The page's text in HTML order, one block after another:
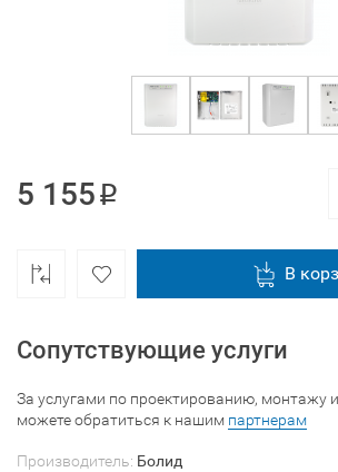
Производитель: Болид
5 155
В
Сопутствующие услуги
За услугами по проектированию, монтажу
можете обратиться к нашим партнерам